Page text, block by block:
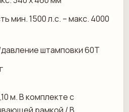
мин. 1500 л.с. – макс. 4000
штамповки 60T
м. В комплекте с